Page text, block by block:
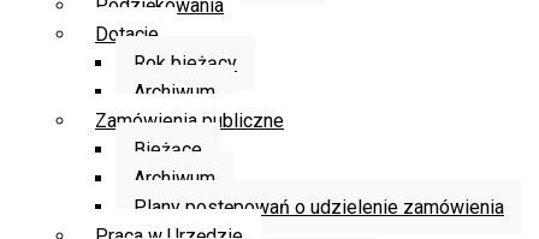
Podziękowania
Dotacje
Rok bieżący
Archiwum
Zamówienia publiczne
Bieżące
Archiwum
Plany postępowań o udzielenie zamówienia